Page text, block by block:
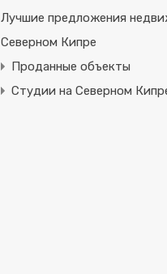
Лучшие предложения
Северном Кипре
Проданные объекты
Студии на Северном